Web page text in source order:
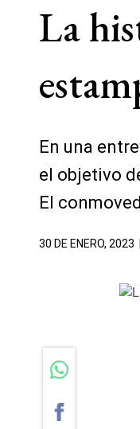
La
En una
el objetivo
El
30 DE ENERO, 2023